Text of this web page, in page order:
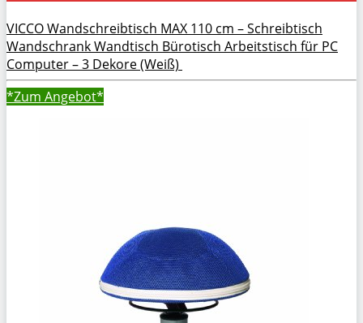
VICCO Wandschreibtisch MAX 110 cm – Schreibtisch
Wandschrank Wandtisch Bürotisch Arbeitstisch für PC
Computer – 3 Dekore (Weiß)
*Zum Angebot*